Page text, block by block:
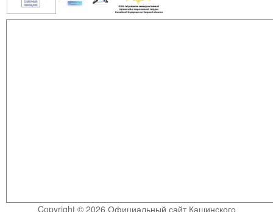
Copyright © 2026 Официальный сайт Кашинского